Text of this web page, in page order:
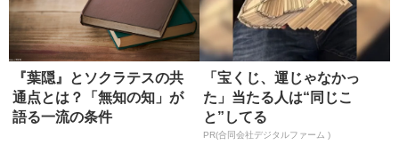
『葉隠』とソクラテスの共
通点とは？「無知の知」が
語る一流の条件
「宝くじ、運じゃなかっ
た」当たる人は“同じこ
と”してる
PR(合同会社デジタルファーム )